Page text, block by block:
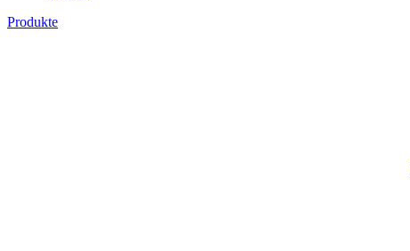
Produkte